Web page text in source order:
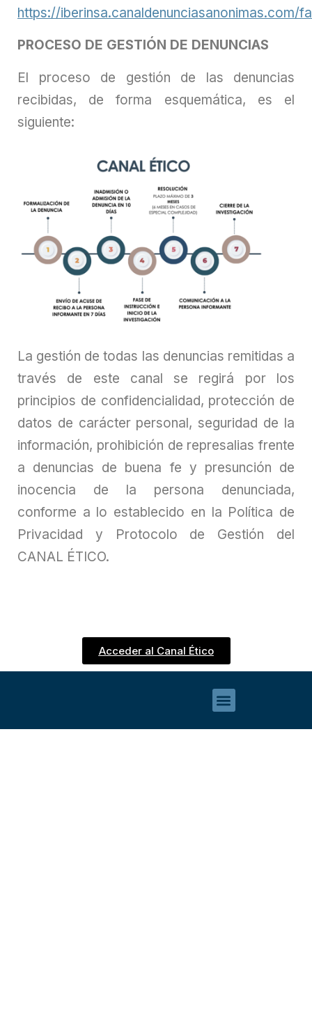
https://iberinsa.canaldenunciasanonimas.com/
PROCESO DE GESTIÓN DE DENUNCIAS
El proceso de gestión de las denuncias
recibidas, de forma esquemática, es el
siguiente:
La gestión de todas las denuncias remitidas a
través de este canal se regirá por los
principios de confidencialidad, protección de
datos de carácter personal, seguridad de la
información, prohibición de represalias frente
a denuncias de buena fe y presunción de
inocencia de la persona denunciada,
conforme a lo establecido en la Política de
Privacidad y Protocolo de Gestión del
CANAL ÉTICO.
Acceder al Canal Ético